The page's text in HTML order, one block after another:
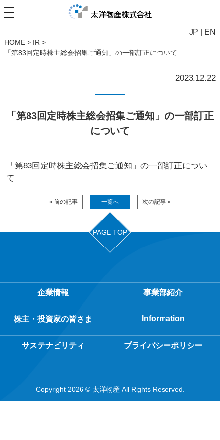
JP EN
HOME> IR >
「第83回定時株主総会招集ご通知」の一部訂正について
2023.12.22
「第83回定時株主総会招集ご通知」の一部訂正
について
「第83回定時株主総会招集ご通知」の一部訂正につい
て
« 前の記事 一覧へ 次の記事 »
PAGE TOP
企業情報 事業部紹介
株主・投資家の皆さま Information
サステナビリティ プライバシーポリシー
Copyright 2026 © 太洋物産 All Rights Reserved.